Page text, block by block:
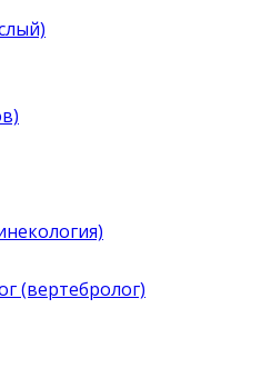
(вертебролог)